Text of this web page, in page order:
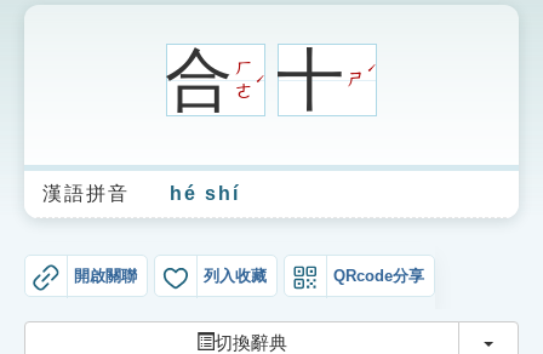
生字詞彙表
成語故事
索引選單
圖
合ㄏ
ㄜ
ˊ 十ㄕ
ˊ
漢語拼音 hé shí
開啟關聯 列入收藏 QRcode分享
切換辭典 切換